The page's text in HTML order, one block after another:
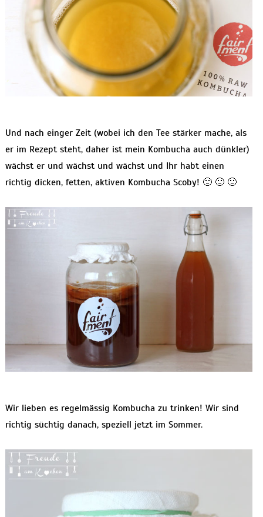
Und nach einger Zeit (wobei ich den Tee stärker mache, als
er im Rezept steht, daher ist mein Kombucha auch dünkler)
wächst er und wächst und wächst und Ihr habt einen
richtig dicken, fetten, aktiven Kombucha Scoby! 🙂 🙂 🙂
Wir lieben es regelmässig Kombucha zu trinken! Wir sind
richtig süchtig danach, speziell jetzt im Sommer.